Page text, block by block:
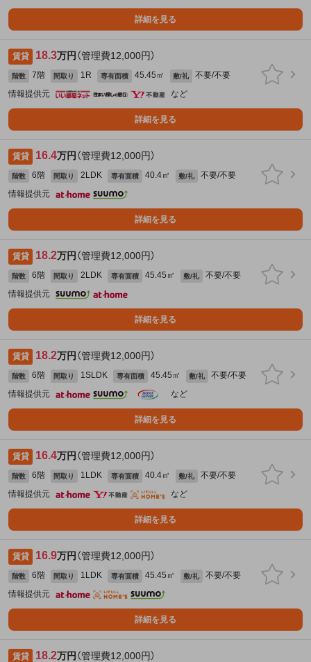
詳細を見る
賃貸 18.3万円 （管理費12,000円）
階数 7階 間取り 1R 専有面積 45.45㎡ 敷/礼
不要/不要
情報提供元
など
詳細を見る
賃貸 16.4万円 （管理費12,000円）
階数 6階 間取り 2LDK 専有面積 40.4㎡ 敷/礼
不要/不要
情報提供元
詳細を見る
賃貸 18.2万円 （管理費12,000円）
階数 6階 間取り 2LDK 専有面積 45.45㎡ 敷/礼
不要/不要
情報提供元
詳細を見る
賃貸 18.2万円 （管理費12,000円）
階数 6階 間取り 1SLDK 専有面積 45.45㎡ 敷/礼
不要/不要
情報提供元
など
詳細を見る
賃貸 16.4万円 （管理費12,000円）
階数 6階 間取り 1LDK 専有面積 40.4㎡ 敷/礼
不要/不要
情報提供元
など
詳細を見る
賃貸 16.9万円 （管理費12,000円）
階数 6階 間取り 1LDK 専有面積 45.45㎡ 敷/礼
不要/不要
情報提供元
詳細を見る
賃貸 18.2万円 （管理費12,000円）